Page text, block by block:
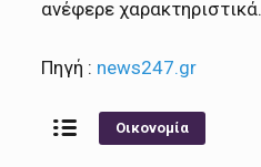
ανέφερε χαρακτηριστικά.
Πηγή : news247.gr
Οικονομία